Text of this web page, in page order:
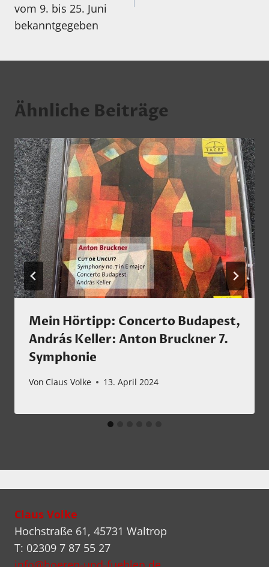
vom 9. bis 25. Juni
bekanntgegeben
Ähnliche Beiträge
Mein Hörtipp: Concerto Budapest,
András Keller: Anton Bruckner 7.
Symphonie
Von Claus Volke 13. April 2024
Claus Volke
Hochstraße 61, 45731 Waltrop
T: 02309 7 87 55 27